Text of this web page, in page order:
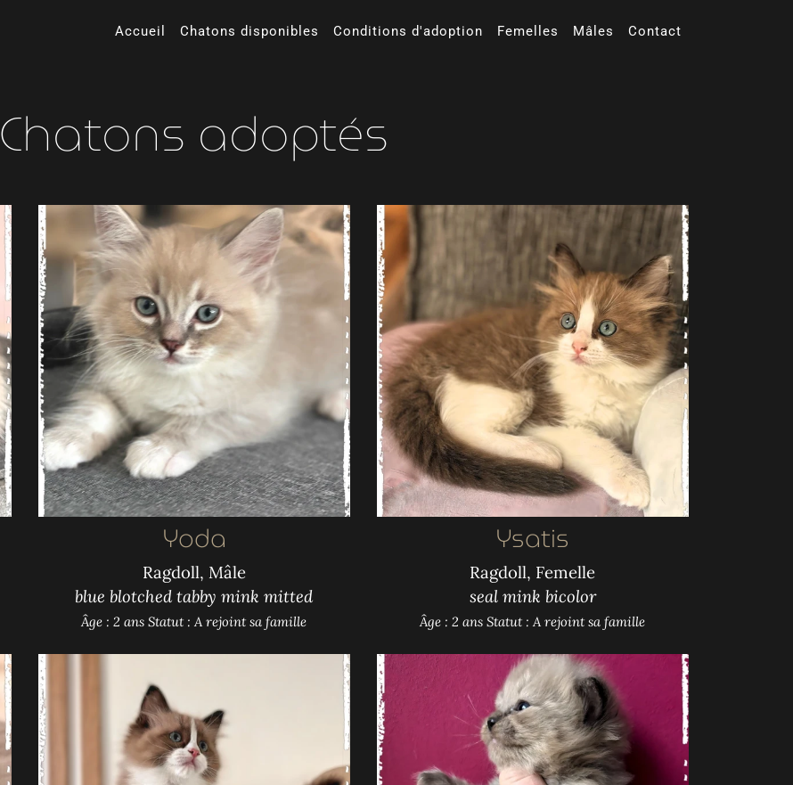
Accueil Chatons disponibles Conditions d'adoption Femelles Mâles Contact
Chatons adoptés
Yoda
Ragdoll, Mâle
blue blotched tabby mink mitted
Âge : 2 ansStatut : A rejoint sa famille
Ysatis
Ragdoll, Femelle
seal mink bicolor
Âge : 2 ansStatut : A rejoint sa famille